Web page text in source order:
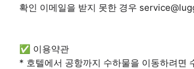
확인 이메일을 받지 못한 경우
✅ 이용약관
* 호텔에서 공항까지 수하물을 이동하려면